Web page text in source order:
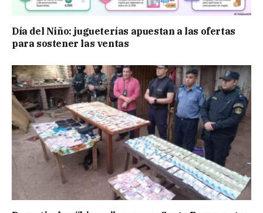
Día del Niño: jugueterías apuestan a las ofertas
para sostener las ventas